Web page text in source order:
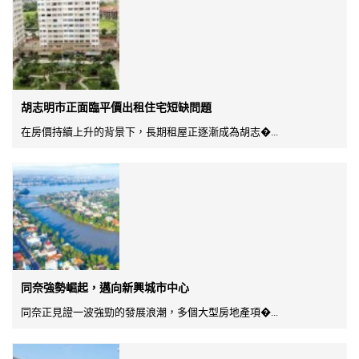
胡志明市正面臨平價出租住宅短缺問題
在房價持續上升的背景下，長期租屋正逐漸成為胡志�...
同奈強勢崛起，邁向新興城市中心
同奈正見證一波強勁的發展浪潮，多個大型房地產項�...